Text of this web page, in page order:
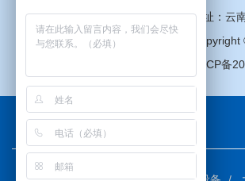
地址：云
滇ICP备